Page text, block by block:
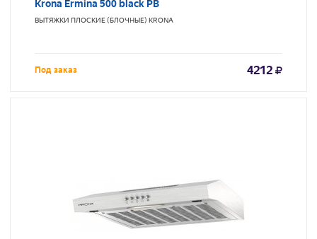
Krona Ermina 500 black PB
ВЫТЯЖКИ ПЛОСКИЕ (БЛОЧНЫЕ) KRONA
Под заказ 4212